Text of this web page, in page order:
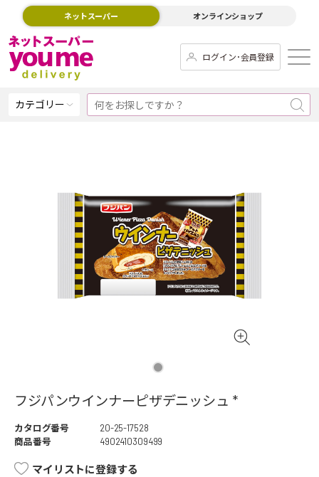
ネットスーパー オンラインショップ
ログイン･会員登録
カテゴリー
フジパンウインナーピザデニッシュ *
カタログ番号
20-25-17528
商品番号
4902410309499
マイリストに登録する